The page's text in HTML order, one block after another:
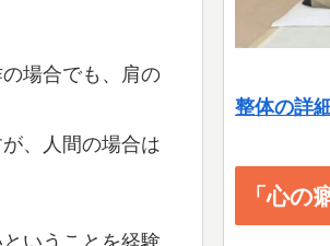
場合でも、肩の
、人間の場合は
いうことを経験
整体の詳
「心の